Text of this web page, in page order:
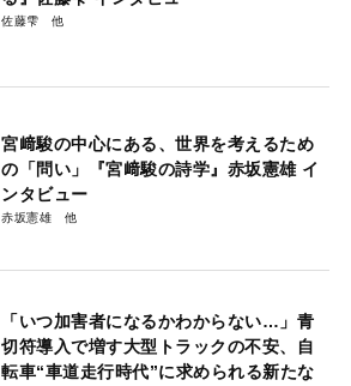
佐藤雫
宮﨑駿の中心にある、世界を考えるため
の「問い」『宮﨑駿の詩学』赤坂憲雄 イ
ンタビュー
赤坂憲雄
「いつ加害者になるかわからない…」青
切符導入で増す大型トラックの不安、自
転車“車道走行時代”に求められる新たな